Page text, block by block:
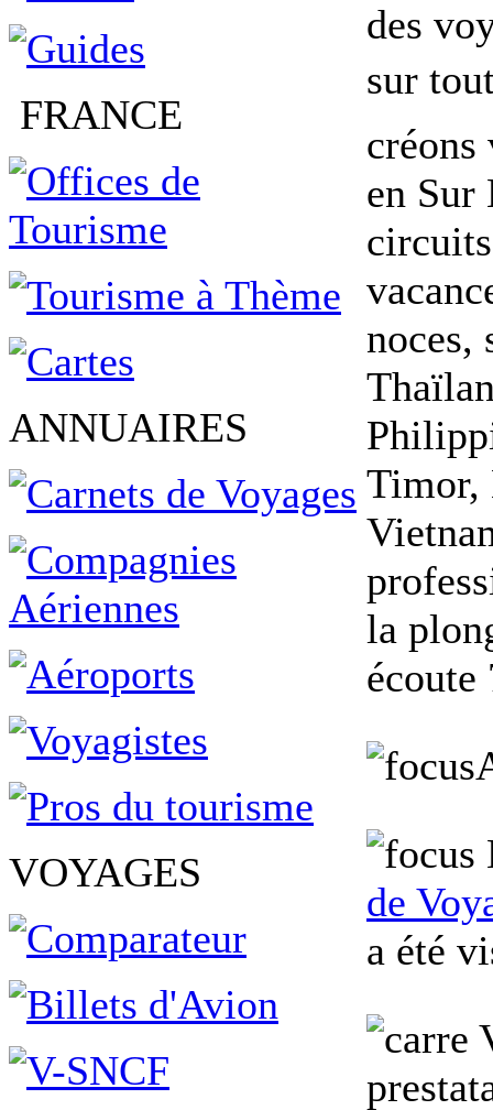
FRANCE
ANNUAIRES
VOYAGES
des
sur
créons
en Sur
noces,
Timor,
la
écoute
de
a été